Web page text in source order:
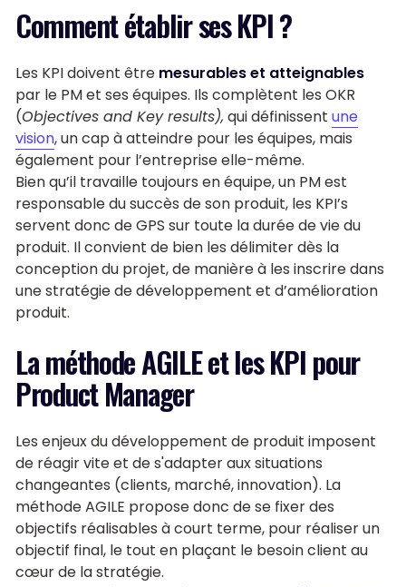
Comment établir ses KPI ?
Les KPI doivent être mesurables et atteignables
par le PM et ses équipes. Ils complètent les OKR
(Objectives and Key results), qui définissent une
vision, un cap à atteindre pour les équipes, mais
également pour l’entreprise elle-même.
Bien qu’il travaille toujours en équipe, un PM est
responsable du succès de son produit, les KPI’s
servent donc de GPS sur toute la durée de vie du
produit. Il convient de bien les délimiter dès la
conception du projet, de manière à les inscrire dans
une stratégie de développement et d’amélioration
produit.
La méthode AGILE et les KPI pour
Product Manager
Les enjeux du développement de produit imposent
de réagir vite et de s'adapter aux situations
changeantes (clients, marché, innovation). La
méthode AGILE propose donc de se fixer des
objectifs réalisables à court terme, pour réaliser un
objectif final, le tout en plaçant le besoin client au
cœur de la stratégie.